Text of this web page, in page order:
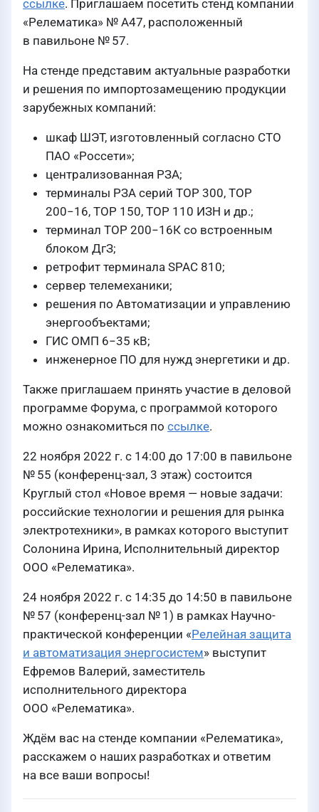
ссылке. Приглашаем посетить стенд компании
«Релематика» № А47, расположенный
в павильоне № 57.
На стенде представим актуальные разработки
и решения по импортозамещению продукции
зарубежных компаний:
шкаф ШЭТ, изготовленный согласно СТО
ПАО «Россети»;
централизованная РЗА;
терминалы РЗА серий ТОР 300, ТОР
200−16, ТОР 150, ТОР 110 ИЗН и др.;
терминал ТОР 200−16К со встроенным
блоком ДгЗ;
ретрофит терминала SPAC 810;
сервер телемеханики;
решения по Автоматизации и управлению
энергообъектами;
ГИС ОМП 6−35 кВ;
инженерное ПО для нужд энергетики и др.
Также приглашаем принять участие в деловой
программе Форума, с программой которого
можно ознакомиться по ссылке.
22 ноября 2022 г. с 14:00 до 17:00 в павильоне
№ 55 (конференц-зал, 3 этаж) состоится
Круглый стол «Новое время — новые задачи:
российские технологии и решения для рынка
электротехники», в рамках которого выступит
Солонина Ирина, Исполнительный директор
ООО «Релематика».
24 ноября 2022 г. с 14:35 до 14:50 в павильоне
№ 57 (конференц-зал № 1) в рамках Научно-
практической конференции «Релейная защита
и автоматизация энергосистем» выступит
Ефремов Валерий, заместитель
исполнительного директора
ООО «Релематика».
Ждём вас на стенде компании «Релематика»,
расскажем о наших разработках и ответим
на все ваши вопросы!